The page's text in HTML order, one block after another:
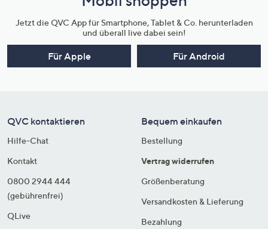
Jetzt die QVC App für Smartphone, Tablet & Co. herunterladen
und überall live dabei sein!
Für Apple Für Android
QVC kontaktieren
Hilfe-Chat
Kontakt
0800 2944 444
(gebührenfrei)
QLive
Bequem einkaufen
Bestellung
Vertrag widerrufen
Größenberatung
Versandkosten & Lieferung
Bezahlung